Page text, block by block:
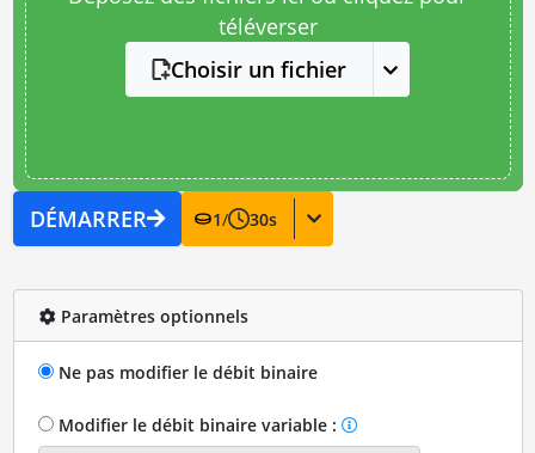
téléverser
Choisir un fichier
DÉMARRER 1/ 30s
Paramètres optionnels
Ne pas modifier le débit binaire
Modifier le débit binaire variable :